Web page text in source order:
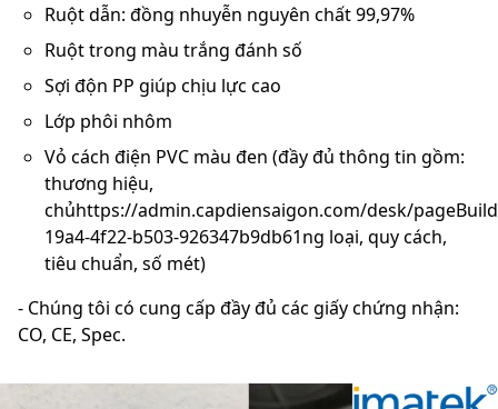
Ruột dẫn: đồng nhuyễn nguyên chất 99,97%
Ruột trong màu trắng đánh số
Sợi độn PP giúp chịu lực cao
Lớp phôi nhôm
Vỏ cách điện PVC màu đen (đầy đủ thông tin gồm:
thương hiệu,
chủhttps://admin.capdiensaigon.com/desk/
19a4-4f22-b503-926347b9db61ng loại, quy cách,
tiêu chuẩn, số mét)
- Chúng tôi có cung cấp đầy đủ các giấy chứng nhận:
CO, CE, Spec.